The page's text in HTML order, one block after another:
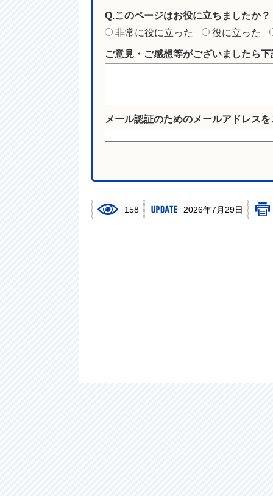
Q.このページはお役に立ちましたか？
非常に役に立った
役に立った
ご意見・ご感想等がございましたら
メール認証のためのメールアドレス
158 2026年7月29日